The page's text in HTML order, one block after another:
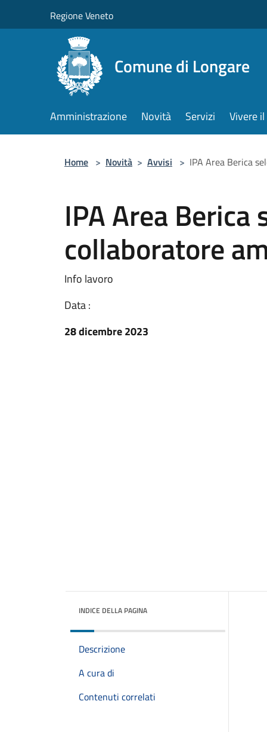
Regione Veneto
Comune di Longare
Amministrazione Novità Servizi Vivere
Home > Novità > Avvisi > IPA Area Berica
IPA Area Berica
collaboratore
Info lavoro
Data :
28 dicembre 2023
INDICE DELLA PAGINA
Descrizione
A cura di
Contenuti correlati